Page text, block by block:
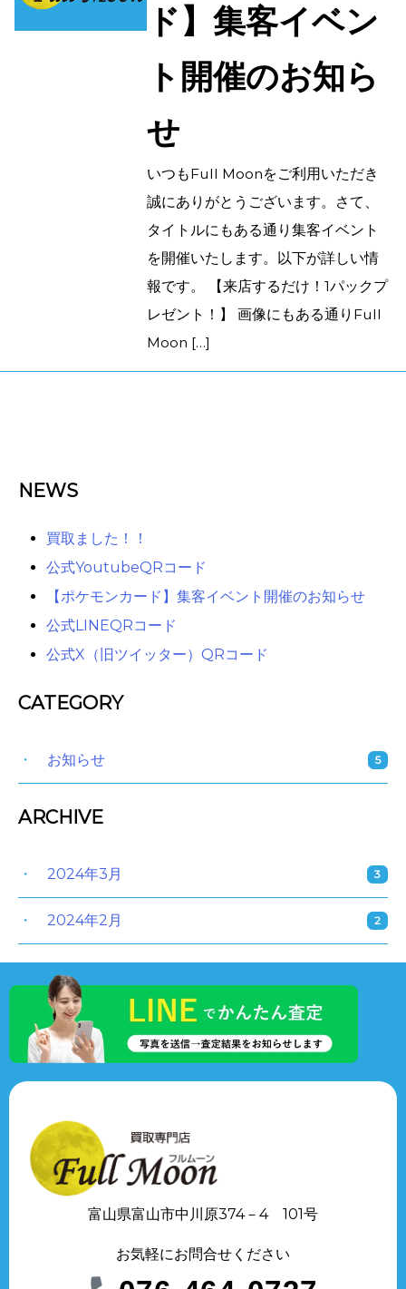
ド】集客イベン
ト開催のお知ら
せ
いつもFull Moonをご利用いただき
誠にありがとうございます。さて、
タイトルにもある通り集客イベント
を開催いたします。以下が詳しい情
報です。 【来店するだけ！1パックプ
レゼント！】 画像にもある通りFull
Moon […]
NEWS
買取ました！！
公式YoutubeQRコード
【ポケモンカード】集客イベント開催のお知らせ
公式LINEQRコード
公式X（旧ツイッター）QRコード
CATEGORY
お知らせ 5
ARCHIVE
2024年3月 3
2024年2月 2
富山県富山市中川原374－4 101号
お気軽にお問合せください